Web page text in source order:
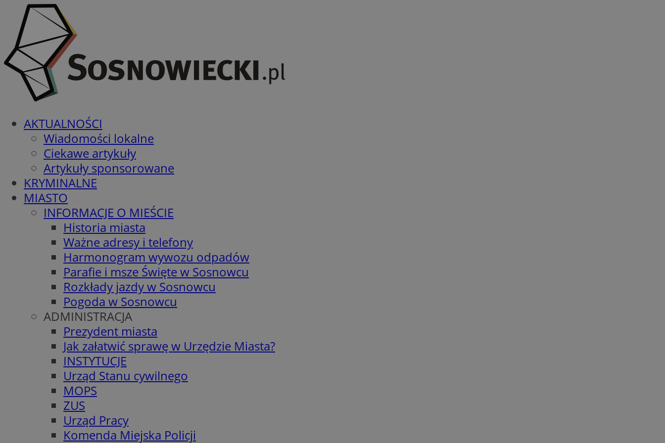
AKTUALNOŚCI
Wiadomości lokalne
Ciekawe artykuły
Artykuły sponsorowane
KRYMINALNE
MIASTO
INFORMACJE O MIEŚCIE
Historia miasta
Ważne adresy i telefony
Harmonogram wywozu odpadów
Parafie i msze Święte w Sosnowcu
Rozkłady jazdy w Sosnowcu
Pogoda w Sosnowcu
ADMINISTRACJA
Prezydent miasta
Jak załatwić sprawę w Urzędzie Miasta?
INSTYTUCJE
Urząd Stanu cywilnego
MOPS
ZUS
Urząd Pracy
Komenda Miejska Policji